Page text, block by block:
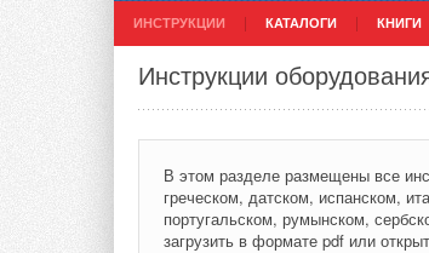
ИНСТРУКЦИИ КАТАЛОГИ КНИГИ
Инструкции
В этом разделе размещены все
греческом, датском, испанском,
португальском, румынском,
загрузить в формате pdf или